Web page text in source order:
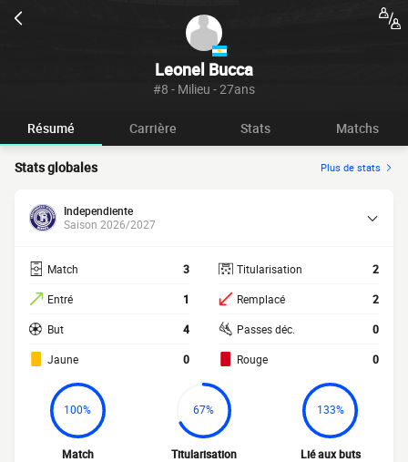
Leonel Bucca
#8 - Milieu - 27ans
Résumé Carrière Stats Matchs
Stats globales Plus de stats
Independiente
Saison 2026/2027
Match 3
Entré 1
But 4
Jaune 0
Titularisation 2
Remplacé 2
Passes déc. 0
Rouge 0
100%
Match
67%
Titularisation
133%
Lié aux buts